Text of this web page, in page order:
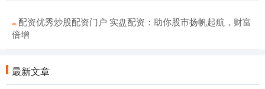
配资优秀炒股配资门户 实盘配资：助你股市扬帆起航，财富
倍增
最新文章